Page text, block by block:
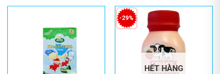
sản
phẩm
-29%
HẾT HÀNG